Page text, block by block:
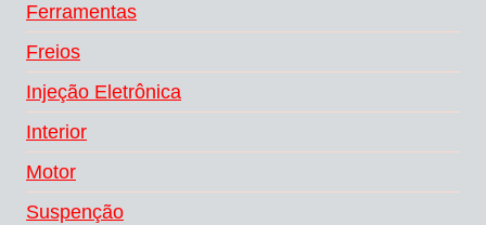
Ferramentas
Freios
Injeção Eletrônica
Interior
Motor
Suspenção